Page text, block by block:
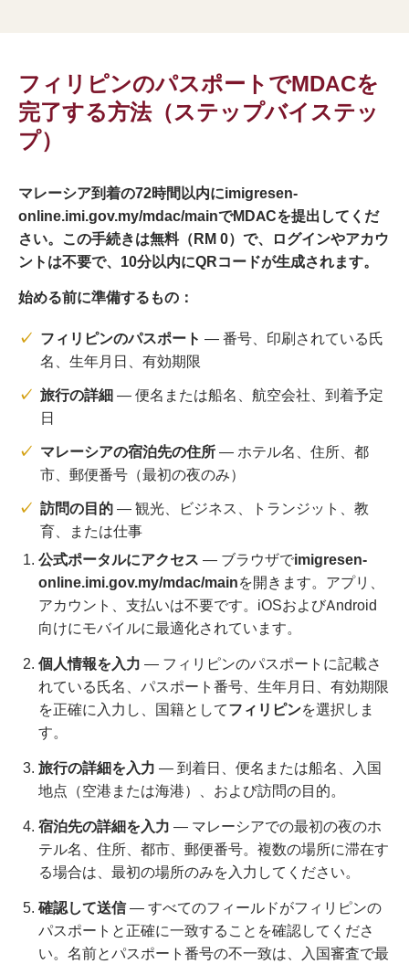
フィリピンのパスポートでMDACを
完了する方法（ステップバイステッ
プ）
マレーシア到着の72時間以内にimigresen-
online.imi.gov.my/mdac/mainでMDACを提出してくだ
さい。この手続きは無料（RM 0）で、ログインやアカウ
ントは不要で、10分以内にQRコードが生成されます。
始める前に準備するもの：
フィリピンのパスポート — 番号、印刷されている氏
名、生年月日、有効期限
旅行の詳細— 便名または船名、航空会社、到着予定
日
マレーシアの宿泊先の住所— ホテル名、住所、都
市、郵便番号（最初の夜のみ）
訪問の目的— 観光、ビジネス、トランジット、教
育、または仕事
公式ポータルにアクセス — ブラウザでimigresen-
online.imi.gov.my/mdac/mainを開きます。アプリ、
アカウント、支払いは不要です。iOSおよびAndroid
向けにモバイルに最適化されています。
個人情報を入力 — フィリピンのパスポートに記載さ
れている氏名、パスポート番号、生年月日、有効期限
を正確に入力し、国籍としてフィリピンを選択しま
す。
旅行の詳細を入力 — 到着日、便名または船名、入国
地点（空港または海港）、および訪問の目的。
宿泊先の詳細を入力 — マレーシアでの最初の夜のホ
テル名、住所、都市、郵便番号。複数の場所に滞在す
る場合は、最初の場所のみを入力してください。
確認して送信— すべてのフィールドがフィリピンの
パスポートと正確に一致することを確認してくださ
い。名前とパスポート番号の不一致は、入国審査で最